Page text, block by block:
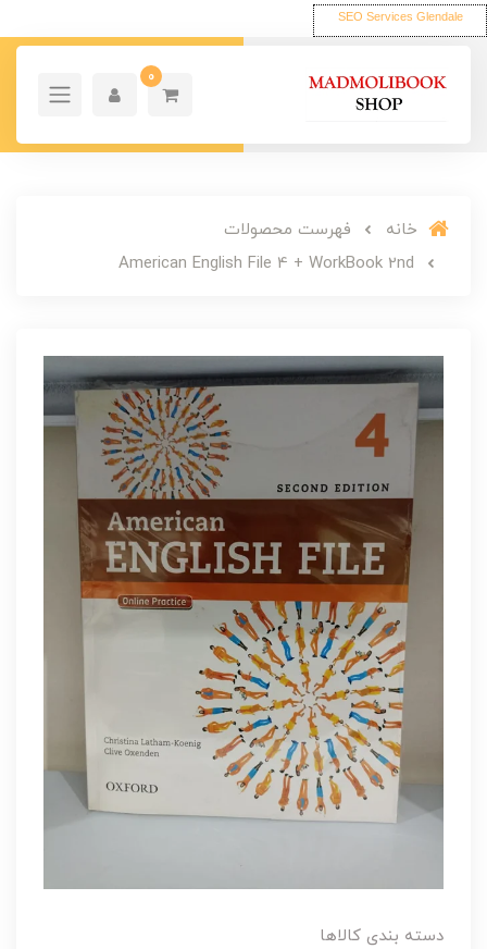
SEO Services Glendale
0
خانه
فهرست محصولات
American English File 4 + WorkBook 2nd
دسته بندی کالاها